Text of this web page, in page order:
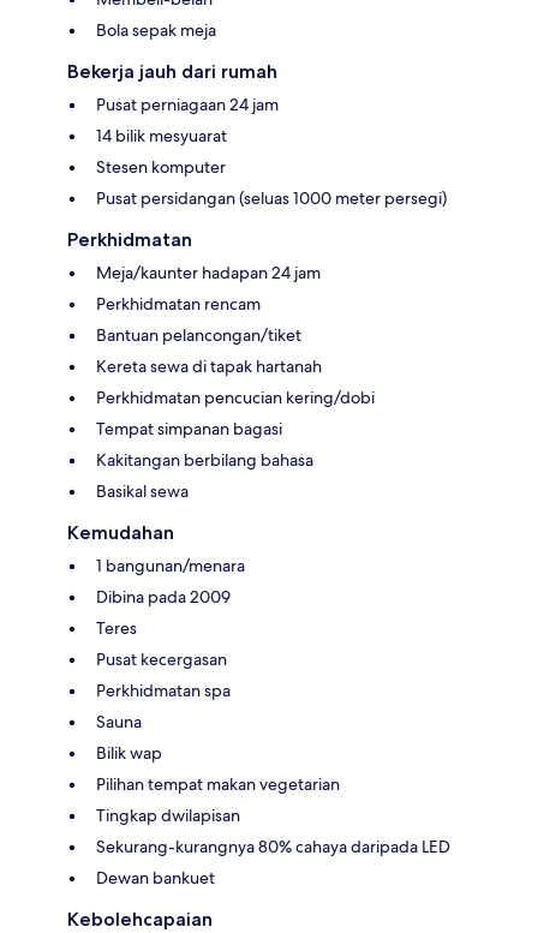
Bola sepak meja
Bekerja jauh dari rumah
Pusat perniagaan 24 jam
14 bilik mesyuarat
Stesen komputer
Pusat persidangan (seluas 1000 meter persegi)
Perkhidmatan
Meja/kaunter hadapan 24 jam
Perkhidmatan rencam
Bantuan pelancongan/tiket
Kereta sewa di tapak hartanah
Perkhidmatan pencucian kering/dobi
Tempat simpanan bagasi
Kakitangan berbilang bahasa
Basikal sewa
Kemudahan
1 bangunan/menara
Dibina pada 2009
Teres
Pusat kecergasan
Perkhidmatan spa
Sauna
Bilik wap
Pilihan tempat makan vegetarian
Tingkap dwilapisan
Sekurang-kurangnya 80% cahaya daripada LED
Dewan bankuet
Kebolehcapaian